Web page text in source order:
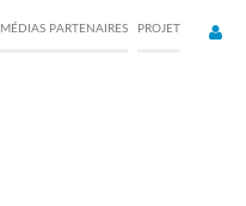
MÉDIAS PARTENAIRES PROJET